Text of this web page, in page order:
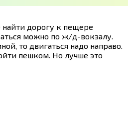
найти дорогу к пещере
можно по ж/д-вокзалу.
то двигаться надо направо.
пешком. Но лучше это